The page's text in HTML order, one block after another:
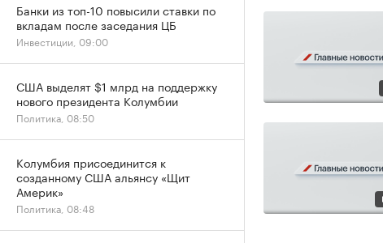
Банки из топ-10 повысили ставки по
вкладам после заседания ЦБ
Инвестиции, 09:00
США выделят $1 млрд на поддержку
нового президента Колумбии
Политика, 08:50
Колумбия присоединится к
созданному США альянсу «Щит
Америк»
Политика, 08:48